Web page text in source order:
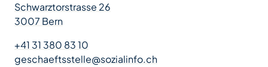
Schwarztorstrasse 26
3007 Bern
+41 31 380 83 10
geschaeftsstelle@sozialinfo.ch